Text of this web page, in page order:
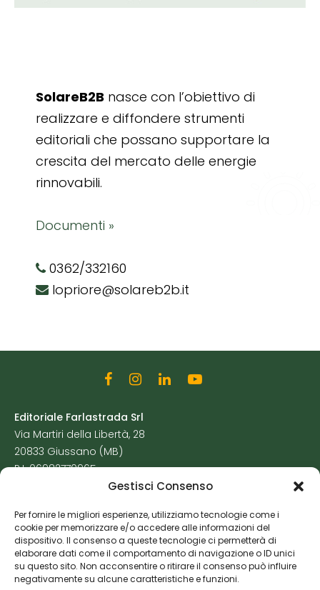
Gestisci Consenso
Per fornire le migliori esperienze, utilizziamo tecnologie come i
cookie per memorizzare e/o accedere alle informazioni del
dispositivo. Il consenso a queste tecnologie ci permetterà di
elaborare dati come il comportamento di navigazione o ID unici
su questo sito. Non acconsentire o ritirare il consenso può influire
negativamente su alcune caratteristiche e funzioni.
SolareB2B nasce con l’obiettivo di
realizzare e diffondere strumenti
editoriali che possano supportare la
crescita del mercato delle energie
rinnovabili.
Documenti »
0362/332160
lopriore@solareb2b.it
Editoriale Farlastrada Srl
Via Martiri della Libertà, 28
20833 Giussano (MB)
P.I. 06982770965
Cookie Policy
Risorse Aggiuntive